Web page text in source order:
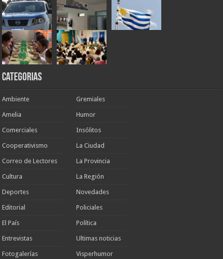
Categorias
Ambiente
Amelia
Comerciales
Cooperativismo
Correo de Lectores
Cultura
Deportes
Editorial
El País
Entrevistas
Fotogalerías
Gremiales
Humor
Insólitos
La Ciudad
La Provincia
La Región
Novedades
Policiales
Política
Ultimas noticias
Visperhumor